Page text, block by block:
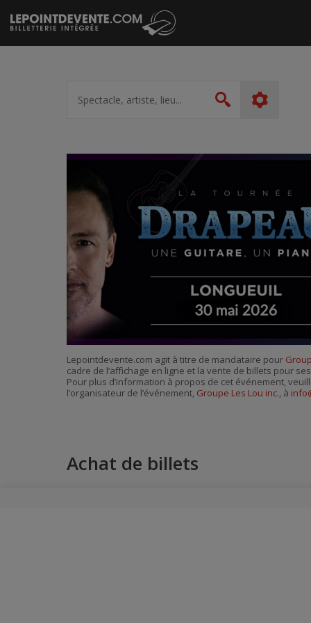
Passer
au
contenu
artiste,
lieu...
Rechercher
Lepointdevente.com agit à titre de mandataire pour
cadre de l’affichage en ligne et la vente de billets pour
Pour plus d’information à propos de cet événement,
l’organisateur de l’événement, Groupe Les Lou inc., à
Achat de billets